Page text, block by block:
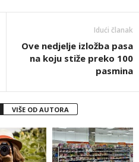
Idući članak
Ove nedjelje izložba pasa
na koju stiže preko 100
pasmina
VIŠE OD AUTORA